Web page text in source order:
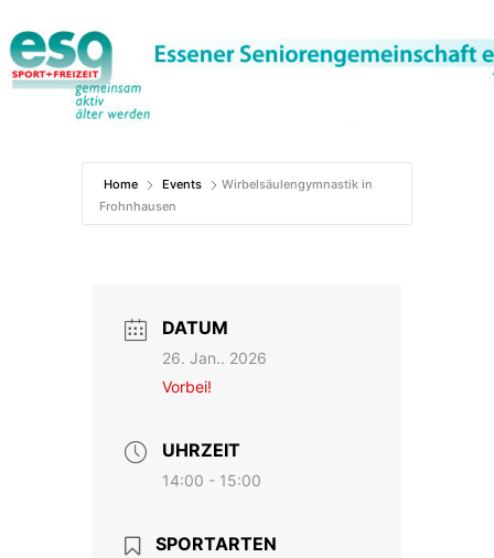
Inhalt
springen
Home Events
Wirbelsäulengymnastik in
Frohnhausen
DATUM
26. Jan.. 2026
Vorbei!
UHRZEIT
14:00 - 15:00
SPORTARTEN